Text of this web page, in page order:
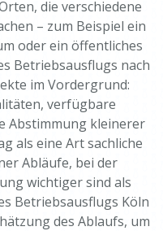
die verschiedene
– zum Beispiel ein
oder ein öffentliches
Betriebsausflugs nach
im Vordergrund:
verfügbare
Abstimmung kleinerer
als eine Art sachliche
Abläufe, bei der
wichtiger sind als
Betriebsausflugs Köln
des Ablaufs, um